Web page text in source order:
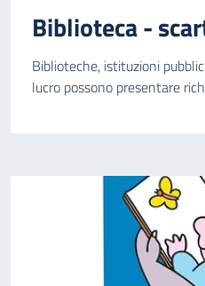
Biblioteca -
Biblioteche, istituzioni
lucro possono presentare